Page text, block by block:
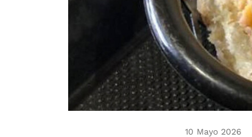
10 Mayo 2026